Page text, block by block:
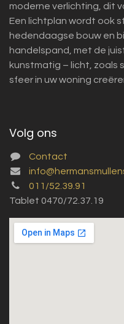
moderne verlichting, dit
Een lichtplan wordt ook
hedendaagse bouw en
handelspand, met de
kunstmatig – licht, zoals
sfeer in uw woning
Volg ons
Contact
011/52.39.91
Tablet 0470/72.37.19